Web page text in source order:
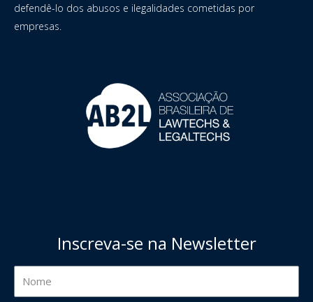
defendê-lo dos abusos e ilegalidades cometidas por
empresas.
Inscreva-se na Newsletter